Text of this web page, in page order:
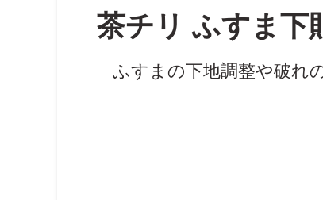
茶チリ ふすま下
ふすまの下地調整や破れ